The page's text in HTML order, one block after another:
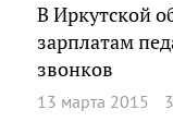
В Иркутской
зарплатам
звонков
13 марта 2015